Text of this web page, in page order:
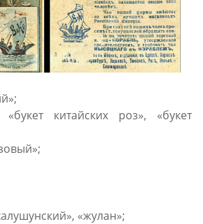
китайских роз», «букет
«жулан»;